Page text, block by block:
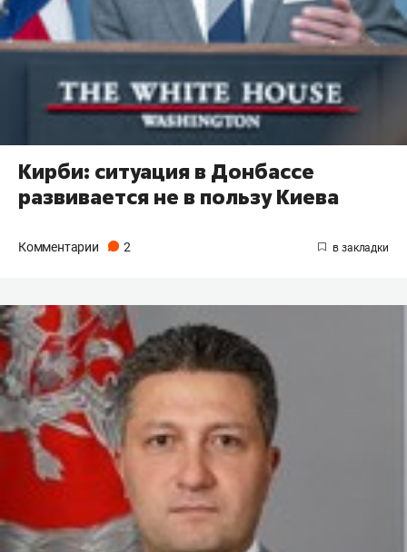
Кирби: ситуация в Донбассе
развивается не в пользу Киева
Комментарии 2